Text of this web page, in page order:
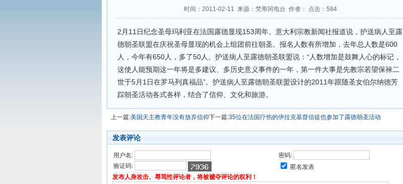
时间：2011-02-11 来源：梵蒂冈电台 作者： 点击： 584
2月11日纪念圣母玛利亚在法国露德显现153周年。意大利宗教新闻社报道说，护送病人至露
德朝圣联盟在庆祝圣母显现的机会上组团前往朝圣。报名人数有所增加，去年总人数是600
人，今年有650人，多了50人。护送病人至露德朝圣联盟说：“人数增加是鼓舞人心的标记，
这使人能预期这一年将是多建议、多历史意义事件的一年，第一件大事是先教宗若望保禄二
世于5月1日在罗马列真福品”。护送病人至露德朝圣联盟设计的2011年跟随圣女伯尔纳德芳
踪朝圣活动各式各样，结合了信仰、文化和旅游。
上一篇:美国天主教青年没有放弃信仰下一篇:35位在法国疗伤的伊拉克基督信徒也参加了露德朝圣活动
发表评论
用户名:
密码:
验证码:
匿名发表
发布人身攻击、辱骂性评论者，将被褫夺评论的权利！